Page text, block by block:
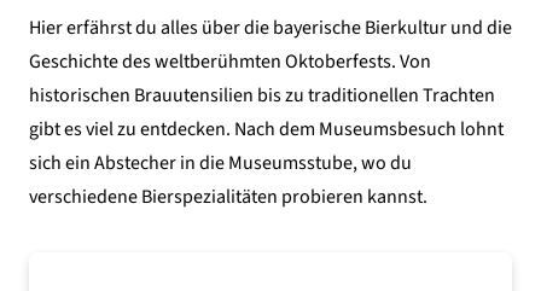
Hier erfährst du alles über die bayerische Bierkultur und die
Geschichte des weltberühmten Oktoberfests. Von
historischen Brauutensilien bis zu traditionellen Trachten
gibt es viel zu entdecken. Nach dem Museumsbesuch lohnt
sich ein Abstecher in die Museumsstube, wo du
verschiedene Bierspezialitäten probieren kannst.